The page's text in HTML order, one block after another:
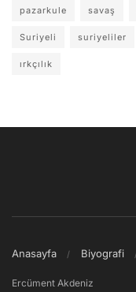
pazarkule savaş
Suriyeli suriyeliler
ırkçılık
Anasayfa Biyografi
Ercüment Akdeniz